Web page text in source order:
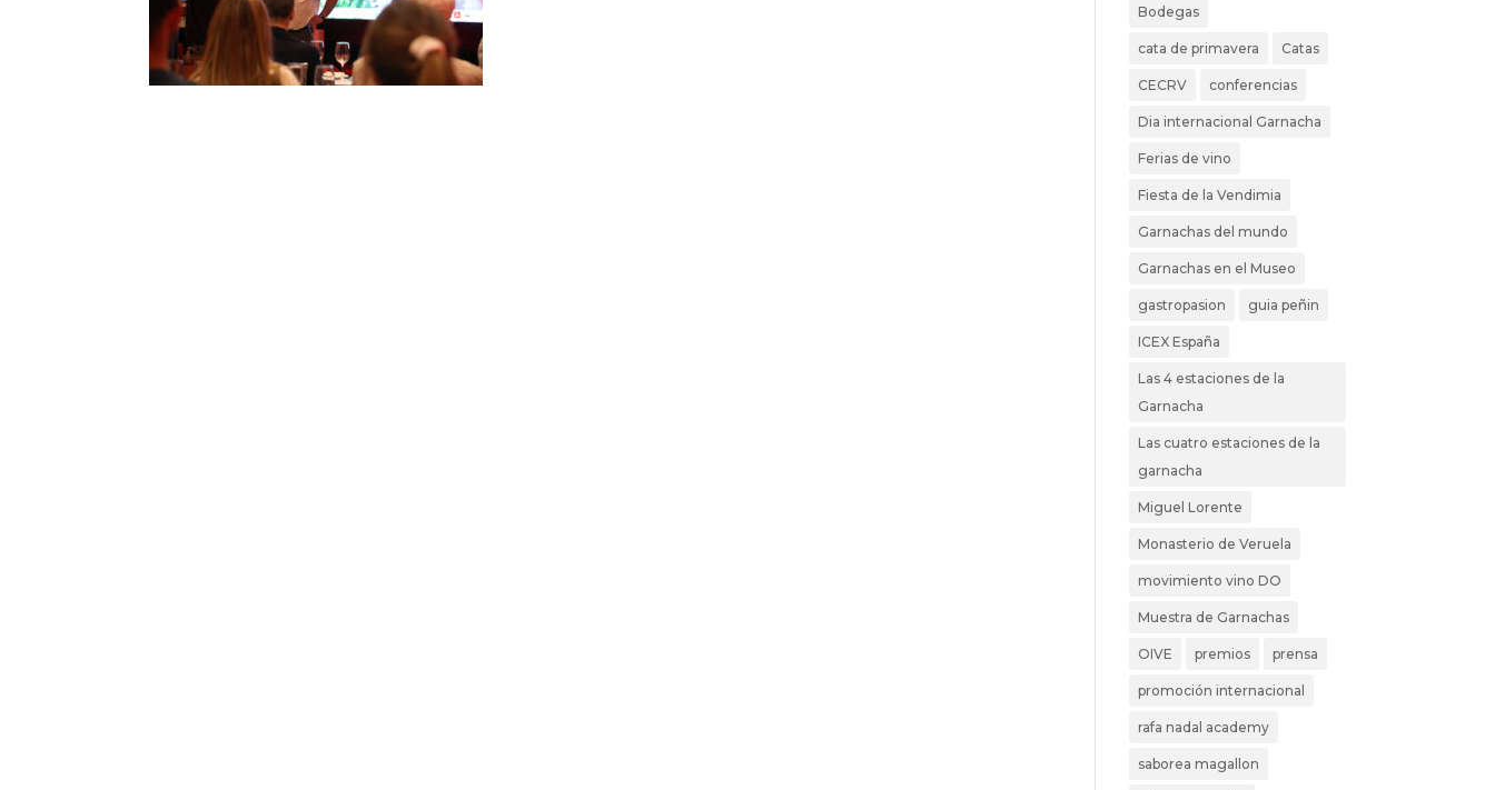
Bodegas
cata de primavera Catas
CECRV conferencias
Dia internacional Garnacha
Ferias de vino
Fiesta de la Vendimia
Garnachas del mundo
Garnachas en el Museo
gastropasion guia peñin
ICEX España
Las 4 estaciones de la
Garnacha
Las cuatro estaciones de la
garnacha
Miguel Lorente
Monasterio de Veruela
movimiento vino DO
Muestra de Garnachas
OIVE premios prensa
promoción internacional
rafa nadal academy
saborea magallon